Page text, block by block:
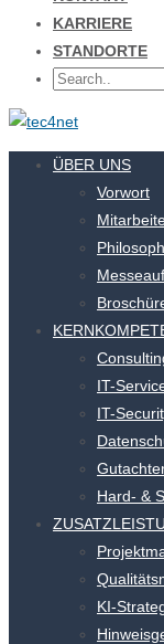
KARRIERE
STANDORTE
ÜBER UNS
Vorwort
IT-
IT-
Hard- &
KI-